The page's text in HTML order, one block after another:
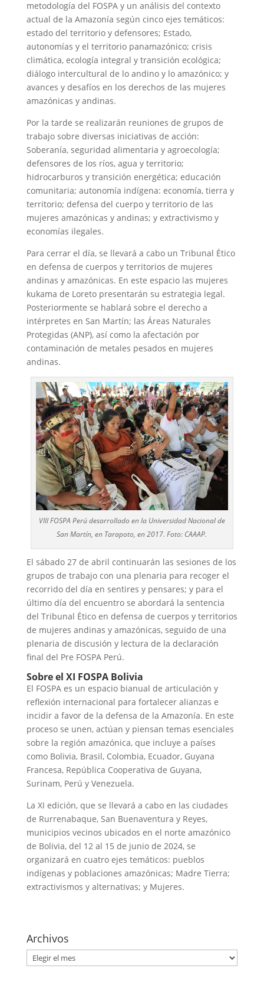
metodología del FOSPA y un análisis del contexto
actual de la Amazonía según cinco ejes temáticos:
estado del territorio y defensores; Estado,
autonomías y el territorio panamazónico; crisis
climática, ecología integral y transición ecológica;
diálogo intercultural de lo andino y lo amazónico; y
avances y desafíos en los derechos de las mujeres
amazónicas y andinas.
Por la tarde se realizarán reuniones de grupos de
trabajo sobre diversas iniciativas de acción:
Soberanía, seguridad alimentaria y agroecología;
defensores de los ríos, agua y territorio;
hidrocarburos y transición energética; educación
comunitaria; autonomía indígena: economía, tierra y
territorio; defensa del cuerpo y territorio de las
mujeres amazónicas y andinas; y extractivismo y
economías ilegales.
Para cerrar el día, se llevará a cabo un Tribunal Ético
en defensa de cuerpos y territorios de mujeres
andinas y amazónicas. En este espacio las mujeres
kukama de Loreto presentarán su estrategia legal.
Posteriormente se hablará sobre el derecho a
intérpretes en San Martín; las Áreas Naturales
Protegidas (ANP), así como la afectación por
contaminación de metales pesados en mujeres
andinas.
VIII FOSPA Perú desarrollado en la Universidad Nacional de
San Martín, en Tarapoto, en 2017. Foto: CAAAP.
El sábado 27 de abril continuarán las sesiones de los
grupos de trabajo con una plenaria para recoger el
recorrido del día en sentires y pensares; y para el
último día del encuentro se abordará la sentencia
del Tribunal Ético en defensa de cuerpos y territorios
de mujeres andinas y amazónicas, seguido de una
plenaria de discusión y lectura de la declaración
final del Pre FOSPA Perú.
Sobre el XI FOSPA Bolivia
El FOSPA es un espacio bianual de articulación y
reflexión internacional para fortalecer alianzas e
incidir a favor de la defensa de la Amazonía. En este
proceso se unen, actúan y piensan temas esenciales
sobre la región amazónica, que incluye a países
como Bolivia, Brasil, Colombia, Ecuador, Guyana
Francesa, República Cooperativa de Guyana,
Surinam, Perú y Venezuela.
La XI edición, que se llevará a cabo en las ciudades
de Rurrenabaque, San Buenaventura y Reyes,
municipios vecinos ubicados en el norte amazónico
de Bolivia, del 12 al 15 de junio de 2024, se
organizará en cuatro ejes temáticos: pueblos
indígenas y poblaciones amazónicas; Madre Tierra;
extractivismos y alternativas; y Mujeres.
Archivos
Archivos